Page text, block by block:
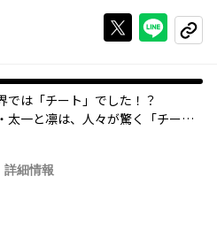
Xで投稿する
ライン
コピー
では「チート」でした！？
太一と凛は、人々が驚く「チー
詳細情報